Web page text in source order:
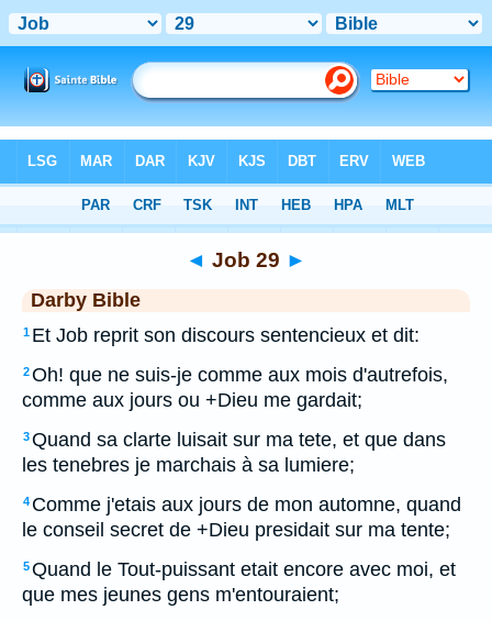
◄ Job 29 ►
Darby Bible
1 Et Job reprit son discours sentencieux et dit:
2Oh! que ne suis-je comme aux mois d'autrefois,
comme aux jours ou +Dieu me gardait;
3Quand sa clarte luisait sur ma tete, et que dans
les tenebres je marchais à sa lumiere;
4 Comme j'etais aux jours de mon automne, quand
le conseil secret de +Dieu presidait sur ma tente;
5Quand le Tout-puissant etait encore avec moi, et
que mes jeunes gens m'entouraient;